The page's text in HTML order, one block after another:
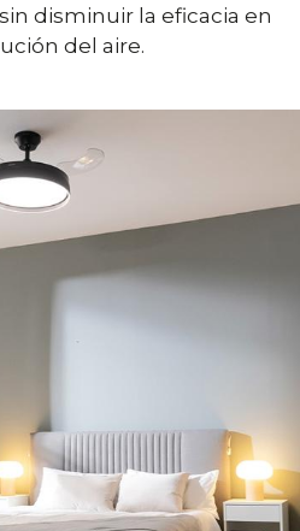
disminuir la eficacia en
del aire.